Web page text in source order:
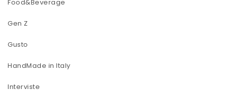
Food&Beverage
Gen Z
Gusto
HandMade in Italy
Interviste